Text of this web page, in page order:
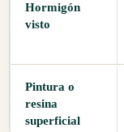
Hormigón
visto
Pintura o
resina
superficial